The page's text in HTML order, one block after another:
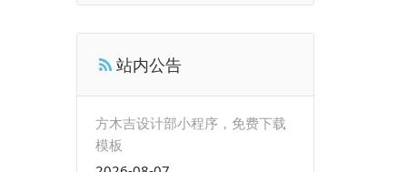
站内公告
方木吉设计部小程序，免费下载
模板